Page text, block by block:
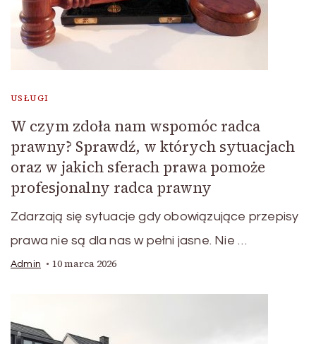
USŁUGI
W czym zdoła nam wspomóc radca
prawny? Sprawdź, w których sytuacjach
oraz w jakich sferach prawa pomoże
profesjonalny radca prawny
Zdarzają się sytuacje gdy obowiązujące przepisy
prawa nie są dla nas w pełni jasne. Nie …
Admin 10 marca 2026